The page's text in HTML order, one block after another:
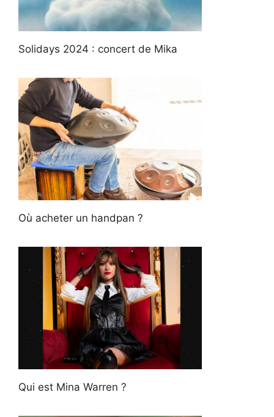
Solidays 2024 : concert de Mika
Où acheter un handpan ?
Qui est Mina Warren ?